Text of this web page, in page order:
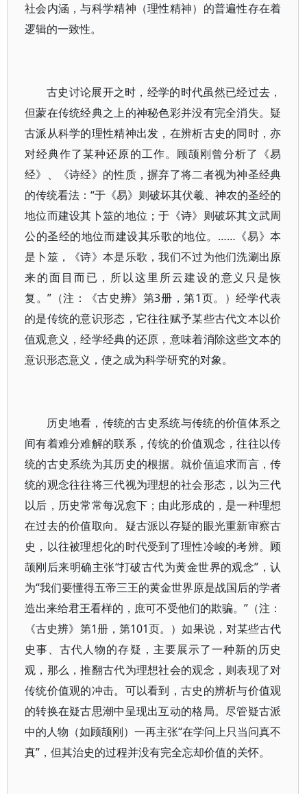
社会内涵，与科学精神（理性精神）的普遍性存在着
逻辑的一致性。
古史讨论展开之时，经学的时代虽然已经过去，
但蒙在传统经典之上的神秘色彩并没有完全消失。疑
古派从科学的理性精神出发，在辨析古史的同时，亦
对经典作了某种还原的工作。顾颉刚曾分析了《易
经》、《诗经》的性质，摒弃了将二者视为神圣经典
的传统看法：“于《易》则破坏其伏羲、神农的圣经的
地位而建设其卜筮的地位；于《诗》则破坏其文武周
公的圣经的地位而建设其乐歌的地位。……《易》本
是卜筮，《诗》本是乐歌，我们不过为他们洗涮出原
来的面目而已，所以这里所云建设的意义只是恢
复。”（注：《古史辨》第3册，第1页。）经学代表
的是传统的意识形态，它往往赋予某些古代文本以价
值观意义，经学经典的还原，意味着消除这些文本的
意识形态意义，使之成为科学研究的对象。
历史地看，传统的古史系统与传统的价值体系之
间有着难分难解的联系，传统的价值观念，往往以传
统的古史系统为其历史的根据。就价值追求而言，传
统的观念往往将三代视为理想的社会形态，以为三代
以后，历史常常每况愈下；由此形成的，是一种理想
在过去的价值取向。疑古派以存疑的眼光重新审察古
史，以往被理想化的时代受到了理性冷峻的考辨。顾
颉刚后来明确主张“打破古代为黄金世界的观念”，认
为“我们要懂得五帝三王的黄金世界原是战国后的学者
造出来给君王看样的，庶可不受他们的欺骗。”（注：
《古史辨》第1册，第101页。）如果说，对某些古代
史事、古代人物的存疑，主要展示了一种新的历史
观，那么，推翻古代为理想社会的观念，则表现了对
传统价值观的冲击。可以看到，古史的辨析与价值观
的转换在疑古思潮中呈现出互动的格局。尽管疑古派
中的人物（如顾颉刚）一再主张“在学问上只当问真不
真”，但其治史的过程并没有完全忘却价值的关怀。